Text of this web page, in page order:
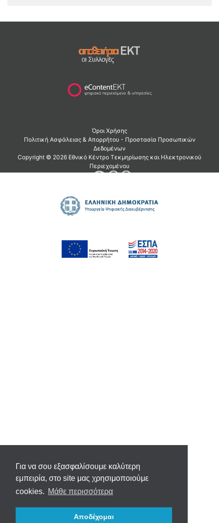
Για να σου εξασφαλίσουμε καλύτερη
εμπειρία, στο site μας χρησιμοποιούμε
cookies. Μάθε περισσότερα
Αποδέχομαι